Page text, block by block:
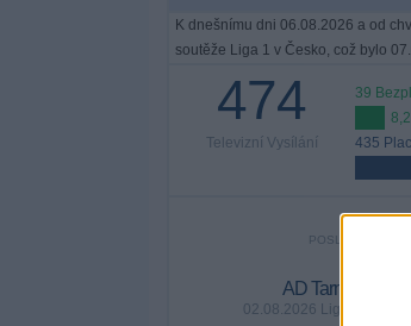
K dnešnímu dni 06.08.2026 a od
soutěže Liga 1 v Česko, což bylo
474
Televizní Vysílání
39
435
POSLEDNÍ
AD Tarma -
02.08.2026 Liga 1 por